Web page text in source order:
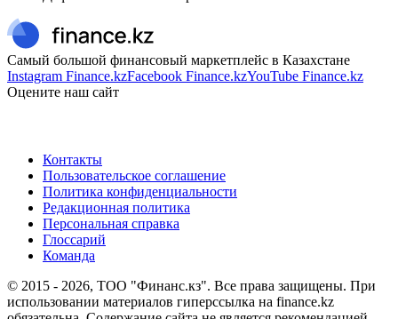
Самый большой финансовый маркетплейс в Казахстане
Instagram Finance.kzFacebook Finance.kzYouTube Finance.kz
Оцените наш сайт
Контакты
Пользовательское соглашение
Политика конфиденциальности
Редакционная политика
Персональная справка
Глоссарий
Команда
© 2015 - 2026, ТОО "Финанс.кз". Все права защищены. При
использовании материалов гиперссылка на finance.kz